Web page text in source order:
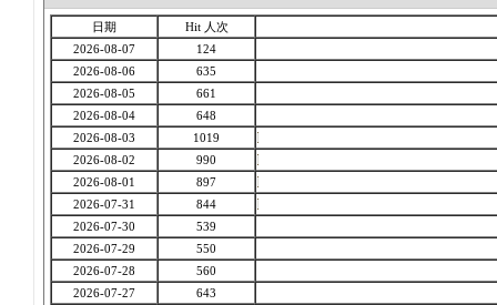
日期
Hit 人次
2026-08-07
124
2026-08-06
635
2026-08-05
661
2026-08-04
648
2026-08-03
1019
2026-08-02
990
2026-08-01
897
2026-07-31
844
2026-07-30
539
2026-07-29
550
2026-07-28
560
2026-07-27
643